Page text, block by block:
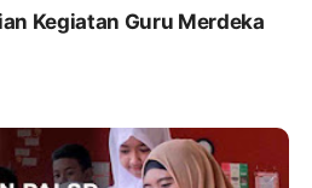
Kegiatan Guru Merdeka